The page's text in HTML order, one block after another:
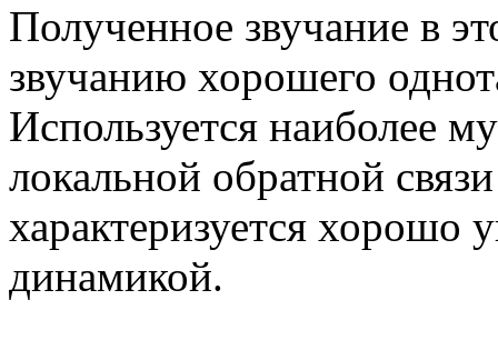
Полученное звучание в
звучанию хорошего
Используется наиболее
локальной обратной
характеризуется хорошо
динамикой.